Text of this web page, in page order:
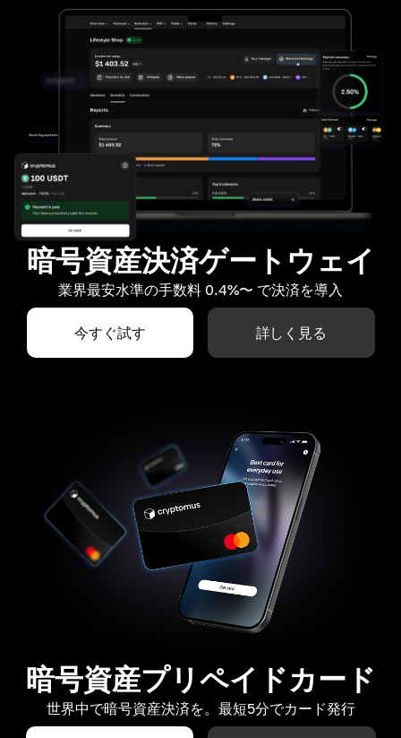
暗号資産決済ゲートウェイ
業界最安水準の手数料 0.4%〜 で決済を導入
今すぐ試す 詳しく見る
暗号資産プリペイドカード
世界中で暗号資産決済を。最短5分でカード発行